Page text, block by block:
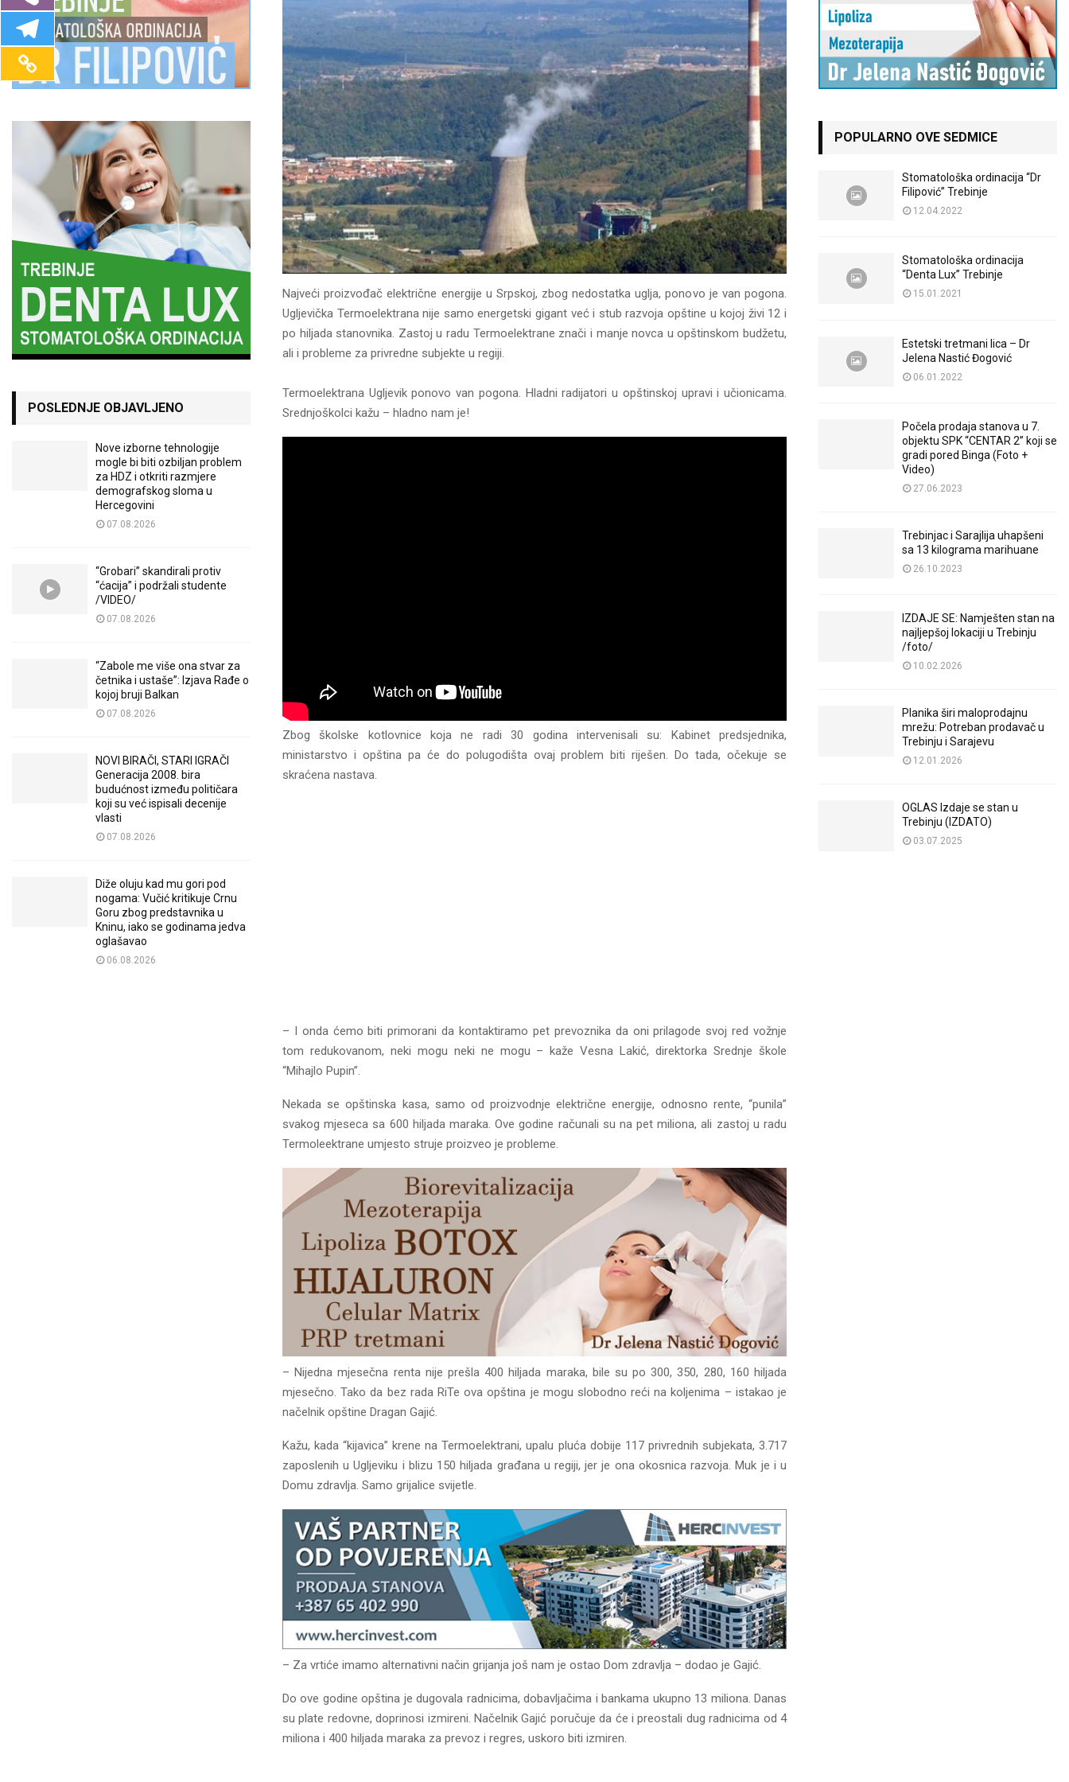
Najveći proizvođač električne energije u Srpskoj, zbog nedostatka uglja, ponovo je van pogona.
Ugljevička Termoelektrana nije samo energetski gigant već i stub razvoja opštine u kojoj živi 12 i
po hiljada stanovnika. Zastoj u radu Termoelektrane znači i manje novca u opštinskom budžetu,
ali i probleme za privredne subjekte u regiji.
Termoelektrana Ugljevik ponovo van pogona. Hladni radijatori u opštinskoj upravi i učionicama.
Srednjoškolci kažu – hladno nam je!
Zbog školske kotlovnice koja ne radi 30 godina intervenisali su: Kabinet predsjednika,
ministarstvo i opština pa će do polugodišta ovaj problem biti riješen. Do tada, očekuje se
skraćena nastava.
– I onda ćemo biti primorani da kontaktiramo pet prevoznika da oni prilagode svoj red vožnje
tom redukovanom, neki mogu neki ne mogu – kaže Vesna Lakić, direktorka Srednje škole
“Mihajlo Pupin”.
Nekada se opštinska kasa, samo od proizvodnje električne energije, odnosno rente, “punila”
svakog mjeseca sa 600 hiljada maraka. Ove godine računali su na pet miliona, ali zastoj u radu
Termoleektrane umjesto struje proizveo je probleme.
– Nijedna mjesečna renta nije prešla 400 hiljada maraka, bile su po 300, 350, 280, 160 hiljada
mjesečno. Tako da bez rada RiTe ova opština je mogu slobodno reći na koljenima – istakao je
načelnik opštine Dragan Gajić.
Kažu, kada “kijavica” krene na Termoelektrani, upalu pluća dobije 117 privrednih subjekata, 3.717
zaposlenih u Ugljeviku i blizu 150 hiljada građana u regiji, jer je ona okosnica razvoja. Muk je i u
Domu zdravlja. Samo grijalice svijetle.
– Za vrtiće imamo alternativni način grijanja još nam je ostao Dom zdravlja – dodao je Gajić.
Do ove godine opština je dugovala radnicima, dobavljačima i bankama ukupno 13 miliona. Danas
su plate redovne, doprinosi izmireni. Načelnik Gajić poručuje da će i preostali dug radnicima od 4
miliona i 400 hiljada maraka za prevoz i regres, uskoro biti izmiren.
POSLEDNJE OBJAVLJENO
Nove izborne tehnologije
mogle bi biti ozbiljan problem
za HDZ i otkriti razmjere
demografskog sloma u
Hercegovini
07.08.2026
“Grobari” skandirali protiv
“ćacija” i podržali studente
/VIDEO/
07.08.2026
“Zabole me više ona stvar za
četnika i ustaše”: Izjava Rađe o
kojoj bruji Balkan
07.08.2026
NOVI BIRAČI, STARI IGRAČI
Generacija 2008. bira
budućnost između političara
koji su već ispisali decenije
vlasti
07.08.2026
Diže oluju kad mu gori pod
nogama: Vučić kritikuje Crnu
Goru zbog predstavnika u
Kninu, iako se godinama jedva
oglašavao
06.08.2026
POPULARNO OVE SEDMICE
Stomatološka ordinacija “Dr
Filipović” Trebinje
12.04.2022
Stomatološka ordinacija
“Denta Lux” Trebinje
15.01.2021
Estetski tretmani lica – Dr
Jelena Nastić Đogović
06.01.2022
Počela prodaja stanova u 7.
objektu SPK “CENTAR 2” koji se
gradi pored Binga (Foto +
Video)
27.06.2023
Trebinjac i Sarajlija uhapšeni
sa 13 kilograma marihuane
26.10.2023
IZDAJE SE: Namješten stan na
najljepšoj lokaciji u Trebinju
/foto/
10.02.2026
Planika širi maloprodajnu
mrežu: Potreban prodavač u
Trebinju i Sarajevu
12.01.2026
OGLAS Izdaje se stan u
Trebinju (IZDATO)
03.07.2025